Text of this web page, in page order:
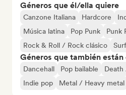
Géneros que él/ella quiere
Canzone Italiana Hardcore
Música latina
Pop Punk Punk
Rock & Roll / Rock clásico
Géneros que también
Dancehall Pop bailable Death
Indie pop
Metal / Heavy metal